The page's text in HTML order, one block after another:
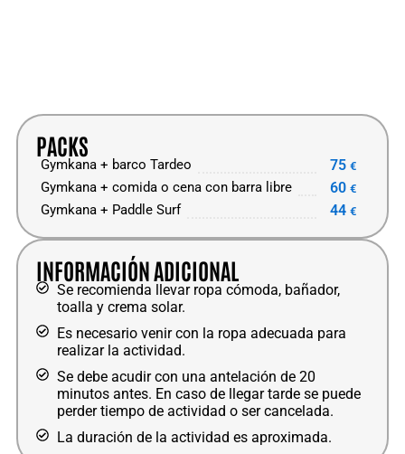
condición física especial. Las pruebas se
pueden adaptar al perfil del grupo para que
participen tanto las personas más competitivas
como quienes solo quieren pasar un rato
divertido sin demasiada exigencia física.
👥 Una actividad perfecta para despedidas de
soltera en Dénia
Si estáis organizando unadespedida de soltera
en Dénia y buscáis una actividad original antes
de la comida, la cena o un plan en barco, esta
gymkana es una alternativa muy práctica.
Permite que la novia y el grupo compartan
momentos divertidos, hagan equipo y tengan
una experiencia diferente sin depender
únicamente del ocio nocturno.
PACKS
Gymkana + barco Tardeo 75 €
Gymkana + comida o cena con barra libre 60 €
Gymkana + Paddle Surf 44 €
INFORMACIÓN ADICIONAL
Se recomienda llevar ropa cómoda, bañador,
toalla y crema solar.
Es necesario venir con la ropa adecuada para
realizar la actividad.
Se debe acudir con una antelación de 20
minutos antes. En caso de llegar tarde se puede
perder tiempo de actividad o ser cancelada.
La duración de la actividad es aproximada.